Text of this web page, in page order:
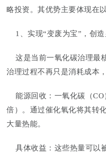
略投资。其优势主要体现在
1、实现“变废为宝”，创造
这是当前一氧化碳治理最
治理过程不再只是消耗成本
能源回收：一氧化碳（CO
倍）。通过催化氧化将其转
大量热能。
具体收益：这些热量可以